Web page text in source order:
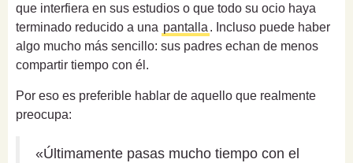
que interfiera en sus estudios o que todo su ocio haya
terminado reducido a una pantalla . Incluso puede haber
algo mucho más sencillo: sus padres echan de menos
compartir tiempo con él.
Por eso es preferible hablar de aquello que realmente
preocupa:
«Últimamente pasas mucho tiempo con el